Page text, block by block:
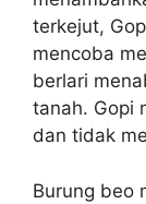
terkejut,
mencoba
berlari
tanah. Gopi
dan tidak
Burung beo